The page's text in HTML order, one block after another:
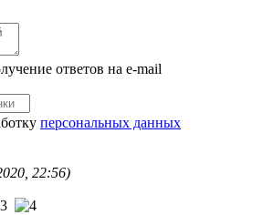
ответов на e-mail
персональных данных
22:56)